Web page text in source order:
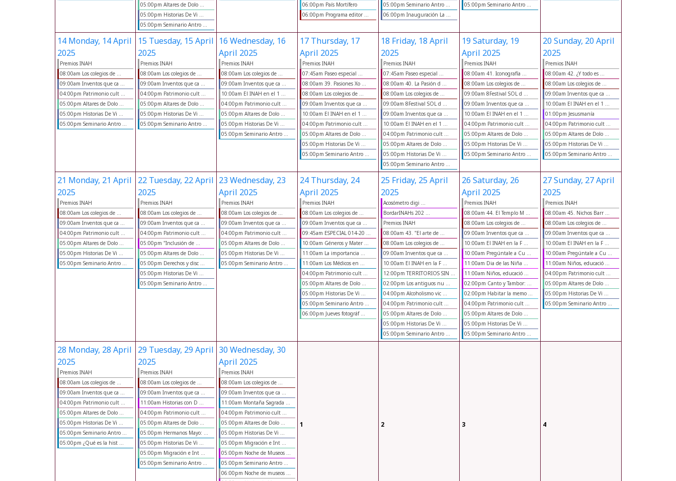
05:00pm Altares de Dolo ...
05:00pm Historias De Vi ...
05:00pm Seminario Antro ...
06:00pm País Mortífero
06:00pm Programa editor ...
05:00pm Seminario Antro ...
06:00pm Inauguración La ...
05:00pm Seminario Antro ...
14 Monday, 14 April
2025
Premios INAH
08:00am Los colegios de ...
09:00am Inventos que ca ...
04:00pm Patrimonio cult ...
05:00pm Altares de Dolo ...
05:00pm Historias De Vi ...
05:00pm Seminario Antro ...
15 Tuesday, 15 April
2025
Premios INAH
08:00am Los colegios de ...
09:00am Inventos que ca ...
04:00pm Patrimonio cult ...
05:00pm Altares de Dolo ...
05:00pm Historias De Vi ...
05:00pm Seminario Antro ...
16 Wednesday, 16
April 2025
Premios INAH
08:00am Los colegios de ...
09:00am Inventos que ca ...
10:00am El INAH en el 1 ...
04:00pm Patrimonio cult ...
05:00pm Altares de Dolo ...
05:00pm Historias De Vi ...
05:00pm Seminario Antro ...
17 Thursday, 17
April 2025
Premios INAH
07:45am Paseo especial ...
08:00am 39. Pasiones Xo ...
08:00am Los colegios de ...
09:00am Inventos que ca ...
10:00am El INAH en el 1 ...
04:00pm Patrimonio cult ...
05:00pm Altares de Dolo ...
05:00pm Historias De Vi ...
05:00pm Seminario Antro ...
18 Friday, 18 April
2025
Premios INAH
07:45am Paseo especial ...
08:00am 40. La Pasión d ...
08:00am Los colegios de ...
09:00am 8Festival SOL d ...
09:00am Inventos que ca ...
10:00am El INAH en el 1 ...
04:00pm Patrimonio cult ...
05:00pm Altares de Dolo ...
05:00pm Historias De Vi ...
05:00pm Seminario Antro ...
19 Saturday, 19
April 2025
Premios INAH
08:00am 41. Iconografía ...
08:00am Los colegios de ...
09:00am 8Festival SOL d ...
09:00am Inventos que ca ...
10:00am El INAH en el 1 ...
04:00pm Patrimonio cult ...
05:00pm Altares de Dolo ...
05:00pm Historias De Vi ...
05:00pm Seminario Antro ...
20 Sunday, 20 April
2025
Premios INAH
08:00am 42. ¿Y todo es ...
08:00am Los colegios de ...
09:00am Inventos que ca ...
10:00am El INAH en el 1 ...
01:00pm Jesusmanía
04:00pm Patrimonio cult ...
05:00pm Altares de Dolo ...
05:00pm Historias De Vi ...
05:00pm Seminario Antro ...
21 Monday, 21 April
2025
Premios INAH
08:00am Los colegios de ...
09:00am Inventos que ca ...
04:00pm Patrimonio cult ...
05:00pm Altares de Dolo ...
05:00pm Historias De Vi ...
05:00pm Seminario Antro ...
22 Tuesday, 22 April
2025
Premios INAH
08:00am Los colegios de ...
09:00am Inventos que ca ...
04:00pm Patrimonio cult ...
05:00pm "Inclusión de ...
05:00pm Altares de Dolo ...
05:00pm Derechos y disc ...
05:00pm Historias De Vi ...
05:00pm Seminario Antro ...
23 Wednesday, 23
April 2025
Premios INAH
08:00am Los colegios de ...
09:00am Inventos que ca ...
04:00pm Patrimonio cult ...
05:00pm Altares de Dolo ...
05:00pm Historias De Vi ...
05:00pm Seminario Antro ...
24 Thursday, 24
April 2025
Premios INAH
08:00am Los colegios de ...
09:00am Inventos que ca ...
09:45am ESPECIAL 014-20 ...
10:00am Géneros y Mater ...
11:00am La importancia ...
11:00am Los Médicos en ...
04:00pm Patrimonio cult ...
05:00pm Altares de Dolo ...
05:00pm Historias De Vi ...
05:00pm Seminario Antro ...
06:00pm Jueves fotográf ...
25 Friday, 25 April
2025
Acosómetro digi ...
BordarINAHs 202 ...
Premios INAH
08:00am 43. "El arte de ...
08:00am Los colegios de ...
09:00am Inventos que ca ...
10:00am El INAH en la F ...
12:00pm TERRITORIOS SIN ...
02:00pm Los antiguos nu ...
04:00pm Alcoholismo vic ...
04:00pm Patrimonio cult ...
05:00pm Altares de Dolo ...
05:00pm Historias De Vi ...
05:00pm Seminario Antro ...
26 Saturday, 26
April 2025
Premios INAH
08:00am 44. El Templo M ...
08:00am Los colegios de ...
09:00am Inventos que ca ...
10:00am El INAH en la F ...
10:00am Pregúntale a Cu ...
11:00am Dia de las Niña ...
11:00am Niños, educació ...
02:00pm Canto y Tambor: ...
02:00pm Habitar la memo ...
04:00pm Patrimonio cult ...
05:00pm Altares de Dolo ...
05:00pm Historias De Vi ...
05:00pm Seminario Antro ...
27Sunday, 27 April
2025
Premios INAH
08:00am 45. Nichos Barr ...
08:00am Los colegios de ...
09:00am Inventos que ca ...
10:00am El INAH en la F ...
10:00am Pregúntale a Cu ...
11:00am Niños, educació ...
04:00pm Patrimonio cult ...
05:00pm Altares de Dolo ...
05:00pm Historias De Vi ...
05:00pm Seminario Antro ...
28 Monday, 28 April
2025
Premios INAH
08:00am Los colegios de ...
09:00am Inventos que ca ...
04:00pm Patrimonio cult ...
05:00pm Altares de Dolo ...
05:00pm Historias De Vi ...
05:00pm Seminario Antro ...
05:00pm ¿Qué es la hist ...
29 Tuesday, 29 April
2025
Premios INAH
08:00am Los colegios de ...
09:00am Inventos que ca ...
11:00am Historias con D ...
04:00pm Patrimonio cult ...
05:00pm Altares de Dolo ...
05:00pm Hermanos Mayo: ...
05:00pm Historias De Vi ...
05:00pm Migración e Int ...
05:00pm Seminario Antro ...
30 Wednesday, 30
April 2025
Premios INAH
08:00am Los colegios de ...
09:00am Inventos que ca ...
11:00am Montaña Sagrada ...
04:00pm Patrimonio cult ...
05:00pm Altares de Dolo ...
05:00pm Historias De Vi ...
05:00pm Migración e Int ...
05:00pm Noche de Museos ...
05:00pm Seminario Antro ...
06:00pm Noche de museos ...
1 2 3 4